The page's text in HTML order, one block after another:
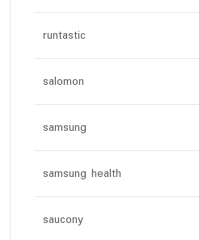
runtastic
salomon
samsung
samsung health
saucony